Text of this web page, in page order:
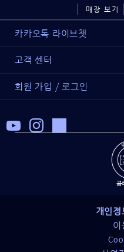
매장 보기
카카오톡 라이브챗
고객 센터
회원 가입 / 로그인
개인
이